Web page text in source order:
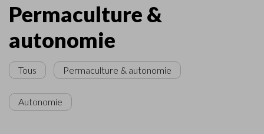
Permaculture &
autonomie
Tous Permaculture & autonomie
Autonomie